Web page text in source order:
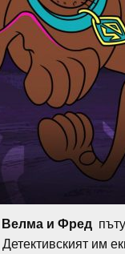
Велма и Фред
им